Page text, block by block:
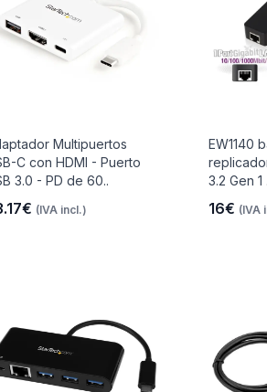
Multipuertos
C con HDMI - Puerto
3.0 - PD de 60..
(IVA incl.)
EW1140
3.2 Gen 1
16€ (IVA